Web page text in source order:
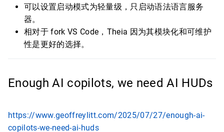
可以设置启动模式为轻量级，只启动语法语言服务
器。
相对于 fork VS Code，Theia 因为其模块化和可维护
性是更好的选择。
Enough AI copilots, we need AI HUDs
https://www.geoffreylitt.com/2025/07/27/enough-ai-
copilots-we-need-ai-huds